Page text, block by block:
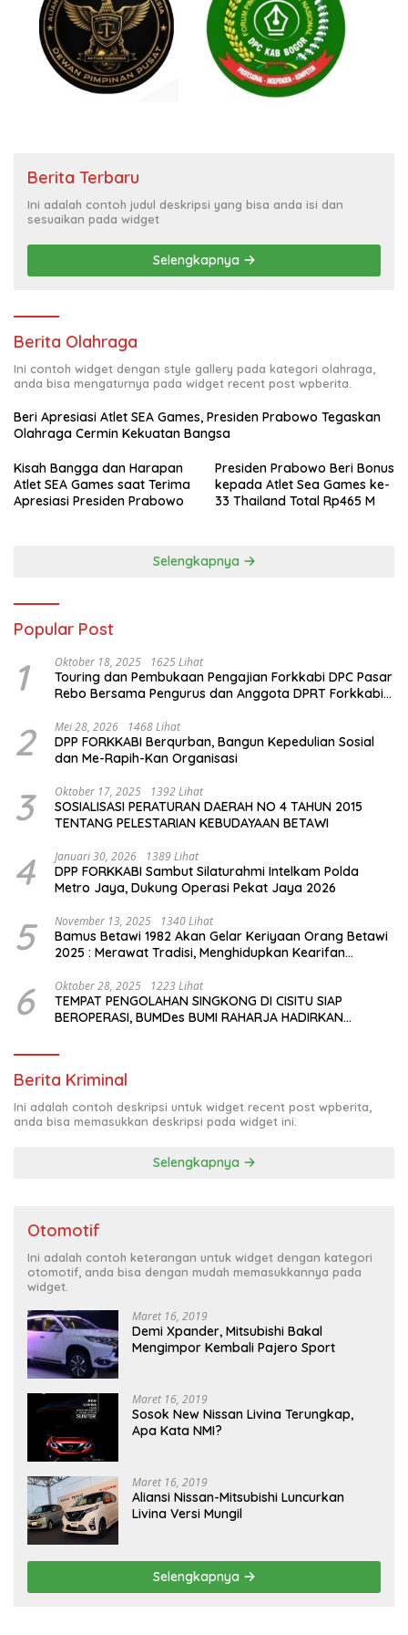
Berita Terbaru
Ini adalah contoh judul deskripsi yang bisa anda isi dan
sesuaikan pada widget
Selengkapnya
Berita Olahraga
Ini contoh widget dengan style gallery pada kategori olahraga,
anda bisa mengaturnya pada widget recent post wpberita.
Beri Apresiasi Atlet SEA Games, Presiden Prabowo Tegaskan
Olahraga Cermin Kekuatan Bangsa
Kisah Bangga dan Harapan
Atlet SEA Games saat Terima
Apresiasi Presiden Prabowo
Presiden Prabowo Beri Bonus
kepada Atlet Sea Games ke-
33 Thailand Total Rp465 M
Selengkapnya
Popular Post
1 Oktober 18, 2025 1625 Lihat
Touring dan Pembukaan Pengajian Forkkabi DPC Pasar
Rebo Bersama Pengurus dan Anggota DPRT Forkkabi
2 Mei 28, 2026 1468 Lihat
DPP FORKKABI Berqurban, Bangun Kepedulian Sosial
dan Me-Rapih-Kan Organisasi
3 Oktober 17, 2025 1392 Lihat
SOSIALISASI PERATURAN DAERAH NO 4 TAHUN 2015
TENTANG PELESTARIAN KEBUDAYAAN BETAWI
4 Januari 30, 2026 1389 Lihat
DPP FORKKABI Sambut Silaturahmi Intelkam Polda
Metro Jaya, Dukung Operasi Pekat Jaya 2026
5 November 13, 2025 1340 Lihat
Bamus Betawi 1982 Akan Gelar Keriyaan Orang Betawi
2025 : Merawat Tradisi, Menghidupkan Kearifan
6 Oktober 28, 2025 1223 Lihat
TEMPAT PENGOLAHAN SINGKONG DI CISITU SIAP
BEROPERASI, BUMDes BUMI RAHARJA HADIRKAN
Berita Kriminal
Ini adalah contoh deskripsi untuk widget recent post wpberita,
anda bisa memasukkan deskripsi pada widget ini.
Selengkapnya
Otomotif
Ini adalah contoh keterangan untuk widget dengan kategori
otomotif, anda bisa dengan mudah memasukkannya pada
widget.
Maret 16, 2019
Demi Xpander, Mitsubishi Bakal
Mengimpor Kembali Pajero Sport
Maret 16, 2019
Sosok New Nissan Livina Terungkap,
Apa Kata NMI?
Maret 16, 2019
Aliansi Nissan-Mitsubishi Luncurkan
Livina Versi Mungil
Selengkapnya